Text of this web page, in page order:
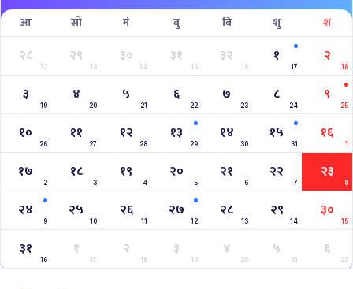
आ सो मं बु बि शु श
२८
12
२९
13
३०
14
३१
15
३२
16
१
17
२
18
३
19
४
20
५
21
६
22
७
23
८
24
९
25
१०
26
११
27
१२
28
१३
29
१४
30
१५
31
१६
1
१७
2
१८
3
१९
4
२०
5
२१
6
२२
7
२३
8
२४
9
२५
10
२६
11
२७
12
२८
13
२९
14
३०
15
३१
16
१
17
२
18
३
19
४
20
५
21
६
22